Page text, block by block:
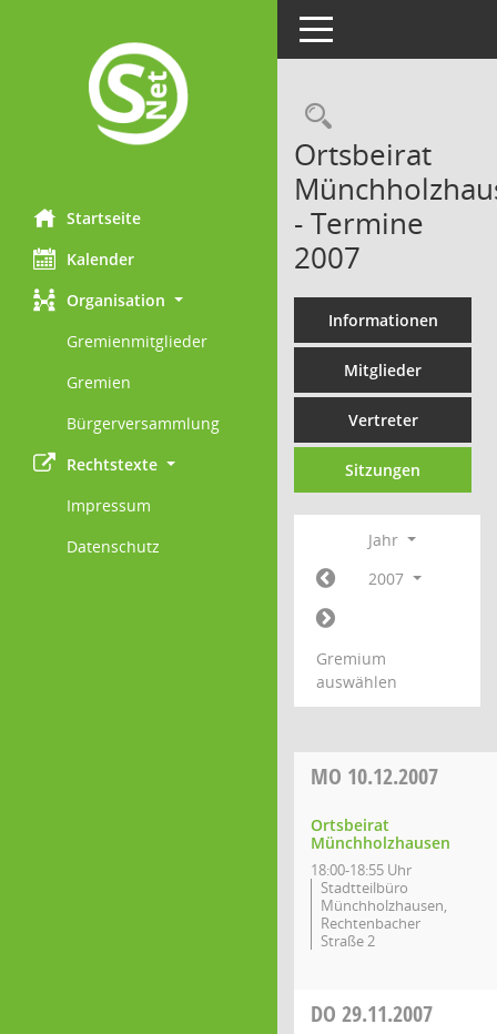
Startseite
Kalender
Organisation
Gremienmitglieder
Gremien
Bürgerversammlung
Rechtstexte
Impressum
Datenschutz
Toggle navigation
Ortsbeirat
- Termine
2007
Informationen
Mitglieder
Vertreter
Sitzungen
Jahr
2007
Gremium
auswählen
MO 10.12.2007
Ortsbeirat
Münchholzhausen
18:00-18:55 Uhr
Stadtteilbüro
Münchholzhausen,
Rechtenbacher
Straße 2
DO 29.11.2007